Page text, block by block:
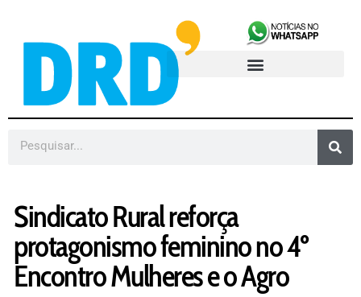
Sindicato Rural reforça
protagonismo feminino no 4º
Encontro Mulheres e o Agro